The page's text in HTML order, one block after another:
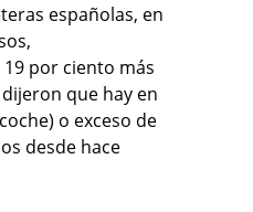
españolas, en
por ciento más
que hay en
o exceso de
desde hace